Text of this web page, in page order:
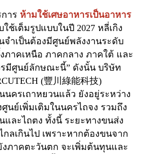
าร ห้ามใช้เศษอาหารเป็นอาหาร
ใช้เต็มรูปแบบในปี 2027 หลี่เกิง
จำเป็นต้องมีศูนย์พลังงานระดับ
ภาคเหนือ ภาคกลาง ภาคใต้ และ
มีศูนย์ลักษณะนี้” ดังนั้น บริษัท
(豐川綠能科技)
นครเถาหยวนแล้ว ยังอยู่ระหว่าง
นย์เพิ่มเติมในนครไถจง รวมถึง
และไถตง ทั้งนี้ ระยะทางขนส่ง
กลเกินไป เพราะหากต้องขนจาก
ภาคตะวันตก จะเพิ่มต้นทุนและ